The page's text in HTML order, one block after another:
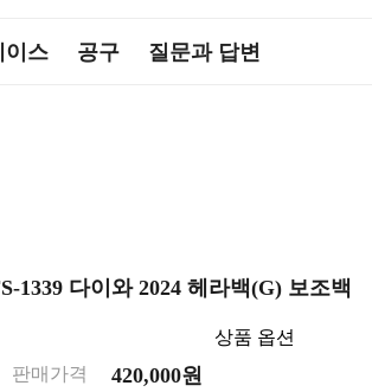
이스 공구 질문과 답변
1339 다이와 2024 헤라백(G) 보조백
상품 옵션
판매가격
420,000원